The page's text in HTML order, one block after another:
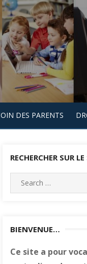
DES PARENTS
RECHERCHER SUR
Search
for:
BIENVENUE…
Ce site a pour